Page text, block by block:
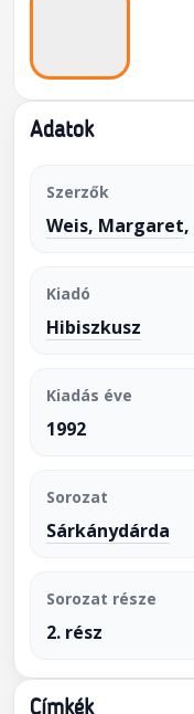
Adatok
Szerzők
Weis, Margaret,
Kiadó
Hibiszkusz
Kiadás éve
1992
Sorozat
Sárkánydárda
Sorozat része
2. rész
Címkék